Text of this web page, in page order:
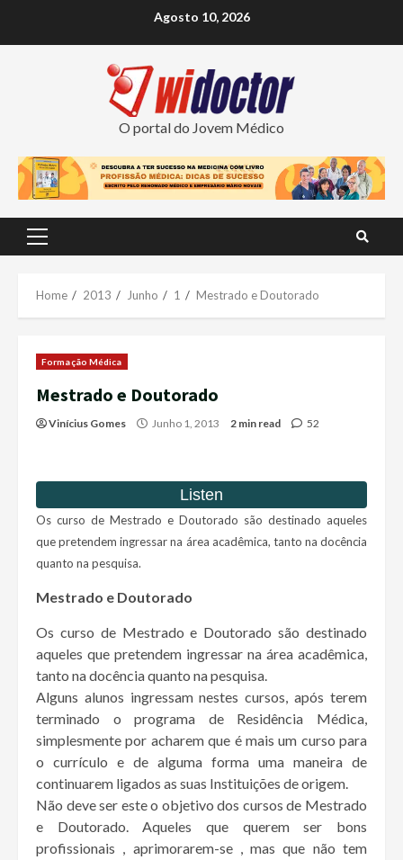
Agosto 10, 2026
O portal do Jovem Médico
Primary
Home 2013 Junho 1 Mestrado e Doutorado
Formação Médica
Mestrado e Doutorado
Vinícius Gomes Junho 1, 2013 2 min read 52
Os curso de Mestrado e Doutorado são destinado aqueles
que pretendem ingressar na área acadêmica, tanto na docência
quanto na pesquisa.
Mestrado e Doutorado
Os curso de Mestrado e Doutorado são destinado
aqueles que pretendem ingressar na área acadêmica,
tanto na docência quanto na pesquisa.
Alguns alunos ingressam nestes cursos, após terem
terminado o programa de Residência Médica,
simplesmente por acharem que é mais um curso para
o currículo e de alguma forma uma maneira de
continuarem ligados as suas Instituições de origem.
Não deve ser este o objetivo dos cursos de Mestrado
e Doutorado. Aqueles que querem ser bons
profissionais , aprimorarem-se , mas que não tem